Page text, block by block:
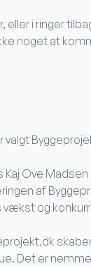
eller i ringer
noget at
valgt
Ove
af
og
Det er